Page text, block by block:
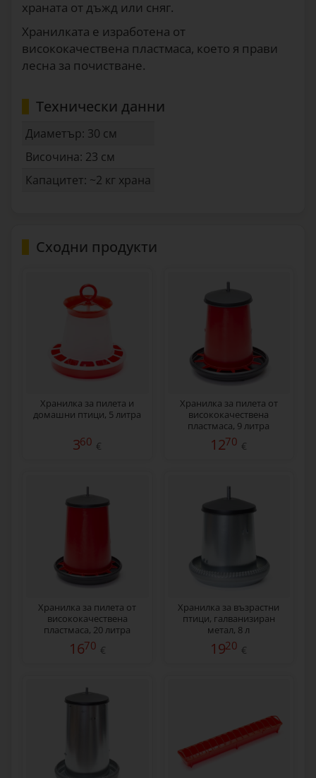
храната от дъжд или сняг.
Хранилката е изработена от
висококачествена пластмаса, което я прави
лесна за почистване.
Технически данни
Диаметър: 30 cм
Височина: 23 cм
Капацитет: ~2 кг храна
Сходни продукти
Хранилка за пилета и
домашни птици, 5 литра
360 €
Хранилка за пилета от
висококачествена
пластмаса, 9 литра
1270 €
Хранилка за пилета от
висококачествена
пластмаса, 20 литра
1670 €
Хранилка за възрастни
птици, галванизиран
метал, 8 л
1920 €